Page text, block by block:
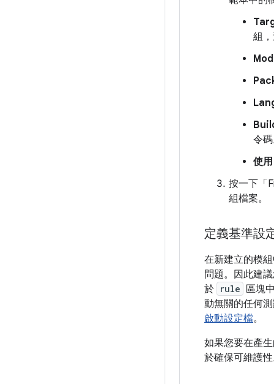
組
令
使
按一下「
組檔案。
定義基準設
在新建立的模
問題。因此建
於 rule 區塊
動無關的任何
啟動設定檔。
如果您要在產
於確保可維護